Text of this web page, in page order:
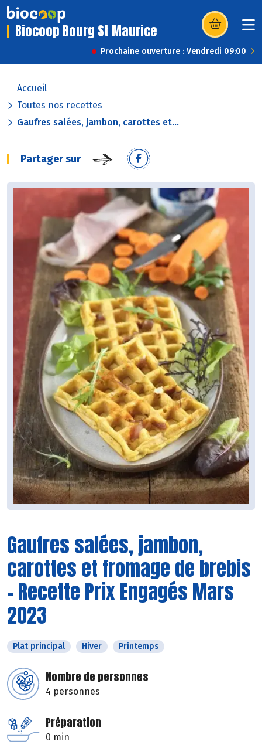
Biocoop Bourg St Maurice (s’ouvre dans
Prochaine ouverture : Vendredi 09:00
Accueil
Toutes nos recettes
Gaufres salées, jambon, carottes et...
Partager sur
Gaufres salées, jambon,
carottes et fromage de brebis
- Recette Prix Engagés Mars
2023
Plat principal Hiver Printemps
Nombre de personnes
4 personnes
Préparation
0 min